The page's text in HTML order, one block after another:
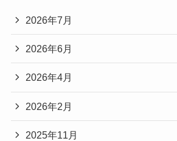
2026年7月
2026年6月
2026年4月
2026年2月
2025年11月